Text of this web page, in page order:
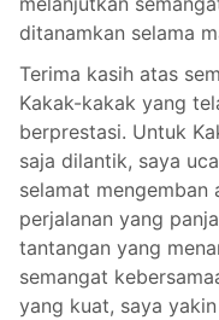
ditanamkan selama
Terima kasih atas
Kakak-kakak yang
berprestasi. Untuk
saja dilantik, saya
selamat
perjalanan yang
tantangan yang
semangat
yang kuat, saya